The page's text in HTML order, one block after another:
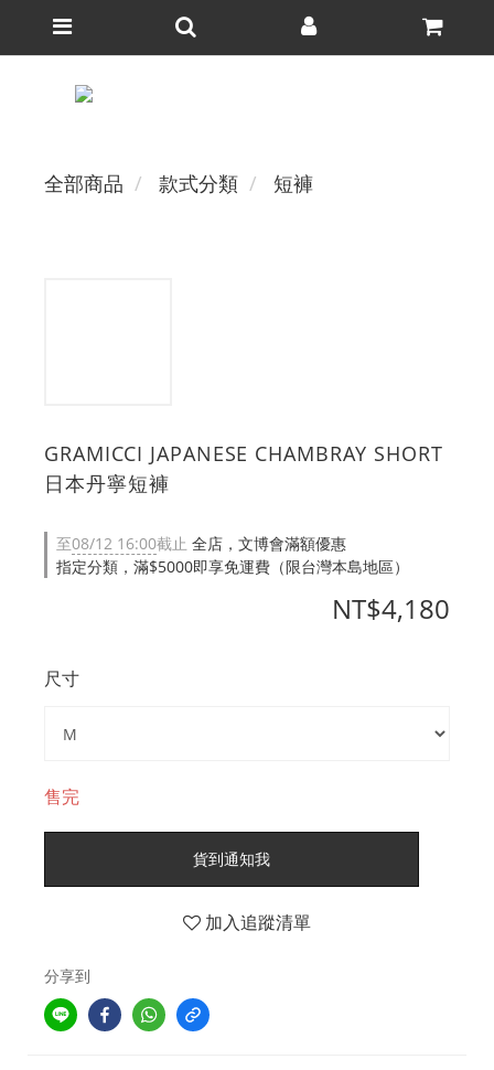
全部商品 款式分類 短褲
GRAMICCI JAPANESE CHAMBRAY SHORT
日本丹寧短褲
至08/12 16:00截止 全店，文博會滿額優惠
指定分類，滿$5000即享免運費（限台灣本島地區）
NT$4,180
尺寸
售完
貨到通知我
加入追蹤清單
分享到